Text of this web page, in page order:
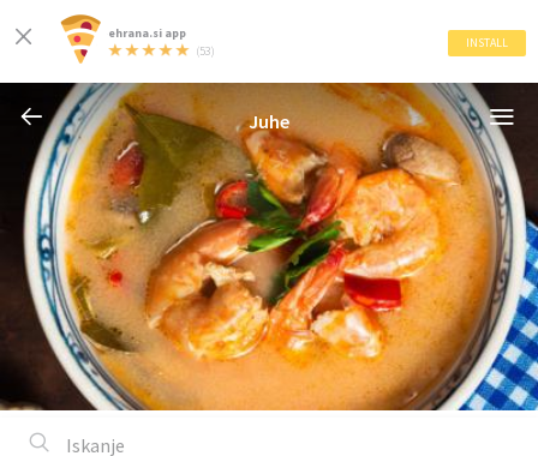
ehrana.si app
(53)
INSTALL
Juhe